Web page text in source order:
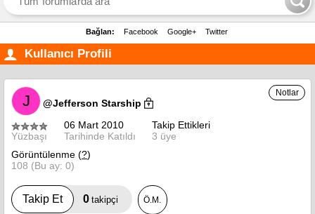
Bağlan: Facebook Google+ Twitter
Kullanıcı Profili
J @Jefferson Starship
Notlar
Yüzbaşı
06 Mart 2010
Tarihinde Katıldı
Takip Ettikleri
3 üye
Görüntülenme (?)
108 (Bu ay: 0)
Takip Et 0 takipçi Ö.M.